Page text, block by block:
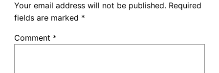
Your email address will not be published. Required
fields are marked *
Comment *